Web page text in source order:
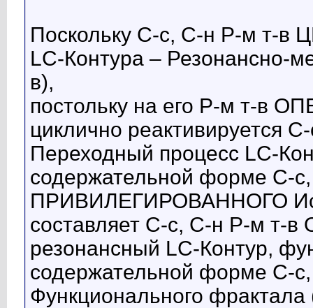
Поскольку С-с, С-н Р-м т-
LC-Контура – Резонансно-
в),
постольку на его Р-м т-в
циклично
Переходный процесс LC-
содержательной форме С-
ПРИВИЛЕГИРОВАННОГО
составляет С-с, С-н Р-м
резонансный LC-Контур,
содержательной форме
Функционального